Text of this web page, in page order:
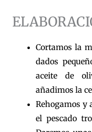
Cortamos la
dados
aceite de
añadimos la
Rehogamos y
el pescado